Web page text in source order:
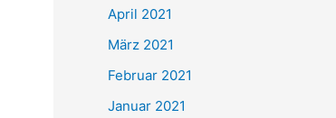
April 2021
März 2021
Februar 2021
Januar 2021